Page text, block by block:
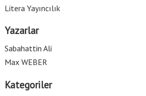
Litera Yayıncılık
Yazarlar
Sabahattin Ali
Max WEBER
Kategoriler